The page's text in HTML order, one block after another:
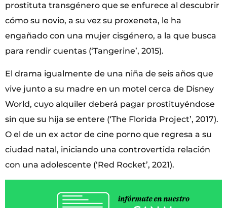
prostituta transgénero que se enfurece al descubrir
cómo su novio, a su vez su proxeneta, le ha
engañado con una mujer cisgénero, a la que busca
para rendir cuentas (‘Tangerine’, 2015).
El drama igualmente de una niña de seis años que
vive junto a su madre en un motel cerca de Disney
World, cuyo alquiler deberá pagar prostituyéndose
sin que su hija se entere (‘The Florida Project’, 2017).
O el de un ex actor de cine porno que regresa a su
ciudad natal, iniciando una controvertida relación
con una adolescente (‘Red Rocket’, 2021).